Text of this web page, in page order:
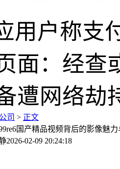
公司 > 正文
国产精品视频背后的影像魅
2026-02-09 20:24:18